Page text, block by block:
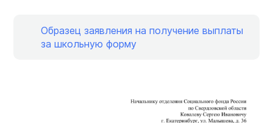
Образец заявления на получение выплаты
за школьную форму